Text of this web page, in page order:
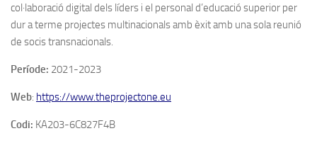
col·laboració digital dels líders i el personal d’educació superior per
dur a terme projectes multinacionals amb èxit amb una sola reunió
de socis transnacionals.
Període: 2021-2023
Web: https://www.theprojectone.eu
Codi: KA203-6C827F4B